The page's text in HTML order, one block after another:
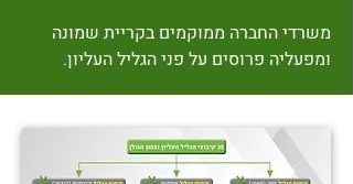
משרדי החברה ממוקמים בקריית שמונה
ומפעליה פרוסים על פני הגליל העליון.